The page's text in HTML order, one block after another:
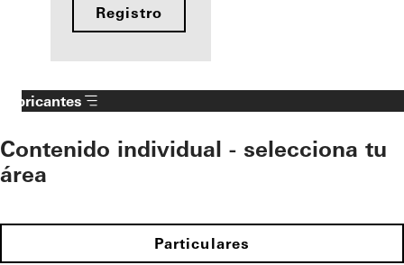
Registro
Fabricantes
Contenido individual - selecciona tu
área
Particulares